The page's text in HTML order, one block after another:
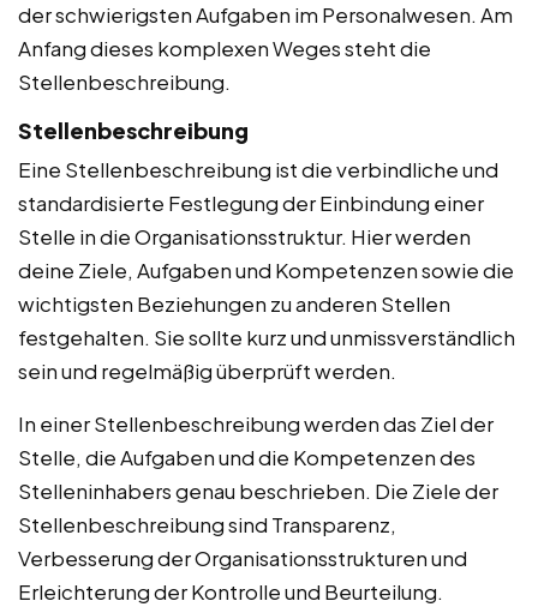
der schwierigsten Aufgaben im Personalwesen. Am
Anfang dieses komplexen Weges steht die
Stellenbeschreibung.
Stellenbeschreibung
Eine Stellenbeschreibung ist die verbindliche und
standardisierte Festlegung der Einbindung einer
Stelle in die Organisationsstruktur. Hier werden
deine Ziele, Aufgaben und Kompetenzen sowie die
wichtigsten Beziehungen zu anderen Stellen
festgehalten. Sie sollte kurz und unmissverständlich
sein und regelmäßig überprüft werden.
In einer Stellenbeschreibung werden das Ziel der
Stelle, die Aufgaben und die Kompetenzen des
Stelleninhabers genau beschrieben. Die Ziele der
Stellenbeschreibung sind Transparenz,
Verbesserung der Organisationsstrukturen und
Erleichterung der Kontrolle und Beurteilung.